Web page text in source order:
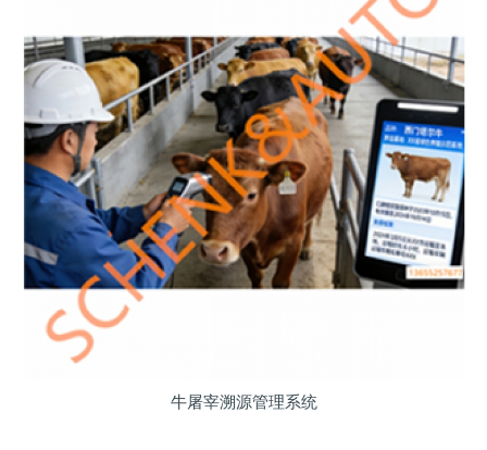
牛屠宰溯源管理系统